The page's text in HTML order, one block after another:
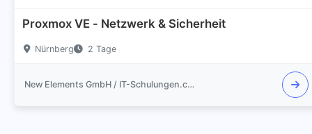
Proxmox VE - Netzwerk & Sicherheit
Nürnberg 2 Tage
New Elements GmbH / IT-Schulungen.com